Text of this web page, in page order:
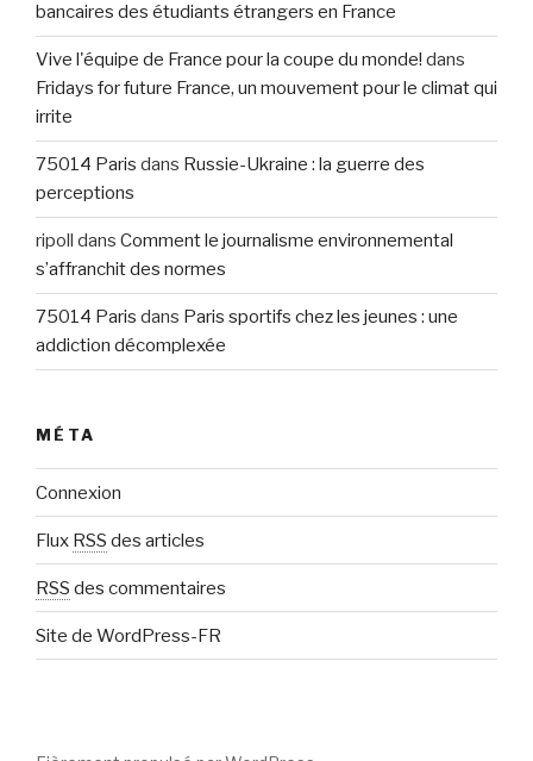
bancaires des étudiants étrangers en France
Vive l'équipe de France pour la coupe du monde! dans
Fridays for future France, un mouvement pour le climat qui
irrite
75014 Paris dans Russie-Ukraine : la guerre des
perceptions
ripoll dans Comment le journalisme environnemental
s’affranchit des normes
75014 Paris dans Paris sportifs chez les jeunes : une
addiction décomplexée
MÉTA
Connexion
Flux RSS des articles
RSS des commentaires
Site de WordPress-FR